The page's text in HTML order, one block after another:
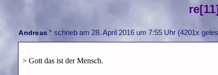
Andreas *schrieb am 28. April 2016 um 7:55 Uhr (4201x
> Gott das ist der Mensch.